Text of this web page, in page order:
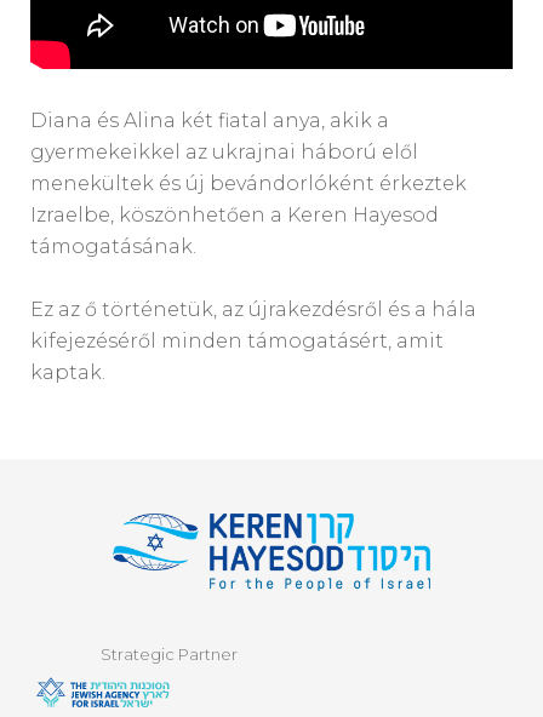
Diana és Alina két fiatal anya, akik a
gyermekeikkel az ukrajnai háború elől
menekültek és új bevándorlóként érkeztek
Izraelbe, köszönhetően a Keren Hayesod
támogatásának.
Ez az ő történetük, az újrakezdésről és a hála
kifejezéséről minden támogatásért, amit
kaptak.
Strategic Partner